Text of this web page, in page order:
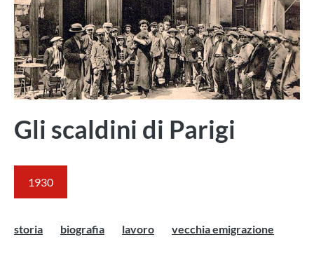
Gli scaldini di Parigi
1930
storia biografia lavoro vecchia emigrazione